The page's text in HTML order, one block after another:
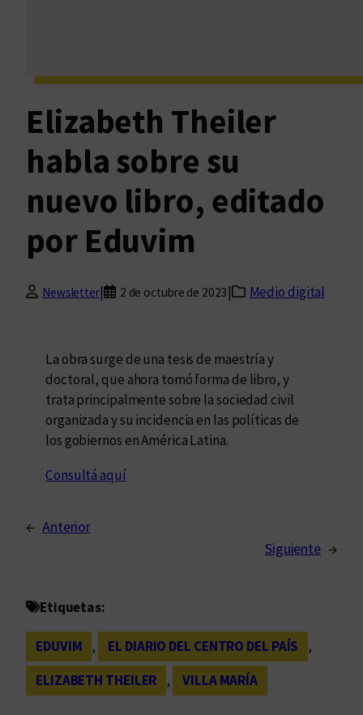
Elizabeth Theiler
habla sobre su
nuevo libro, editado
por Eduvim
Newsletter| 2 de octubre de 2023 | Medio digital
La obra surge de una tesis de maestría y
doctoral, que ahora tomó forma de libro, y
trata principalmente sobre la sociedad civil
organizada y su incidencia en las políticas de
los gobiernos en América Latina.
Consultá aquí
← Anterior
Siguiente →
Etiquetas:
EDUVIM , EL DIARIO DEL CENTRO DEL PAÍS
,
ELIZABETH THEILER
, VILLA MARÍA